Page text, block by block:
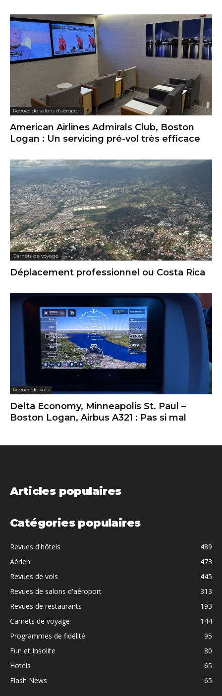
Revues de salons d'aéroport
American Airlines Admirals Club, Boston
Logan : Un servicing pré-vol très efficace
Carnets de voyage
Déplacement professionnel ou Costa Rica
Revues de vols
Delta Economy, Minneapolis St. Paul –
Boston Logan, Airbus A321 : Pas si mal
Articles populaires
Catégories populaires
Revues d'hôtels
489
Aérien
473
Revues de vols
445
Revues de salons d'aéroport
313
Revues de restaurants
193
Carnets de voyage
144
Programmes de fidélité
95
Fun et Insolite
80
Hotels
65
Flash News
65